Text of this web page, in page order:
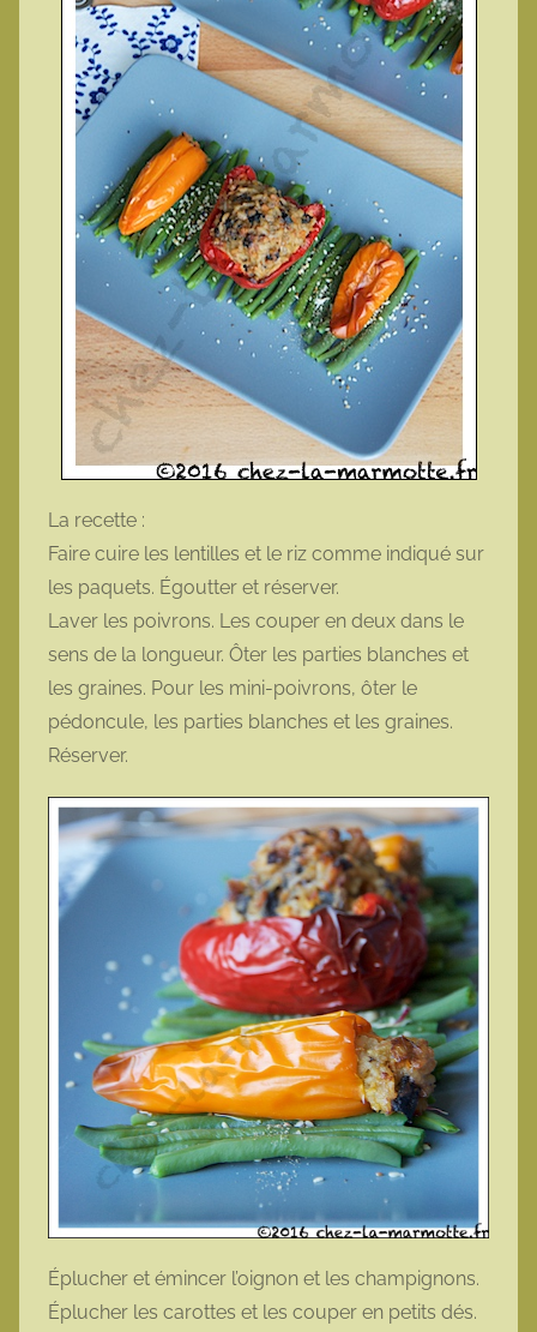
La recette :
Faire cuire les lentilles et le riz comme indiqué sur
les paquets. Égoutter et réserver.
Laver les poivrons. Les couper en deux dans le
sens de la longueur. Ôter les parties blanches et
les graines. Pour les mini-poivrons, ôter le
pédoncule, les parties blanches et les graines.
Réserver.
Éplucher et émincer l’oignon et les champignons.
Éplucher les carottes et les couper en petits dés.